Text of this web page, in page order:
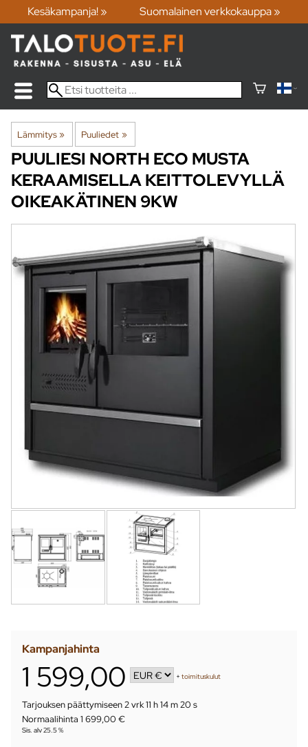
Kesäkampanja! » Suomalainen verkkokauppa »
Lämmitys‪» Puuliedet ‪»
PUULIESI NORTH ECO MUSTA
KERAAMISELLA KEITTOLEVYLLÄ
OIKEAKÄTINEN 9KW
Kampanjahinta
1 599,00 +toimituskulut
Tarjouksen päättymiseen2 vrk 11 h 14 m 19 s
Normaalihinta 1 699,00 €
Sis. alv 25.5 %